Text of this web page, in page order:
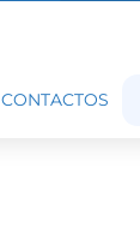
CONTACTOS